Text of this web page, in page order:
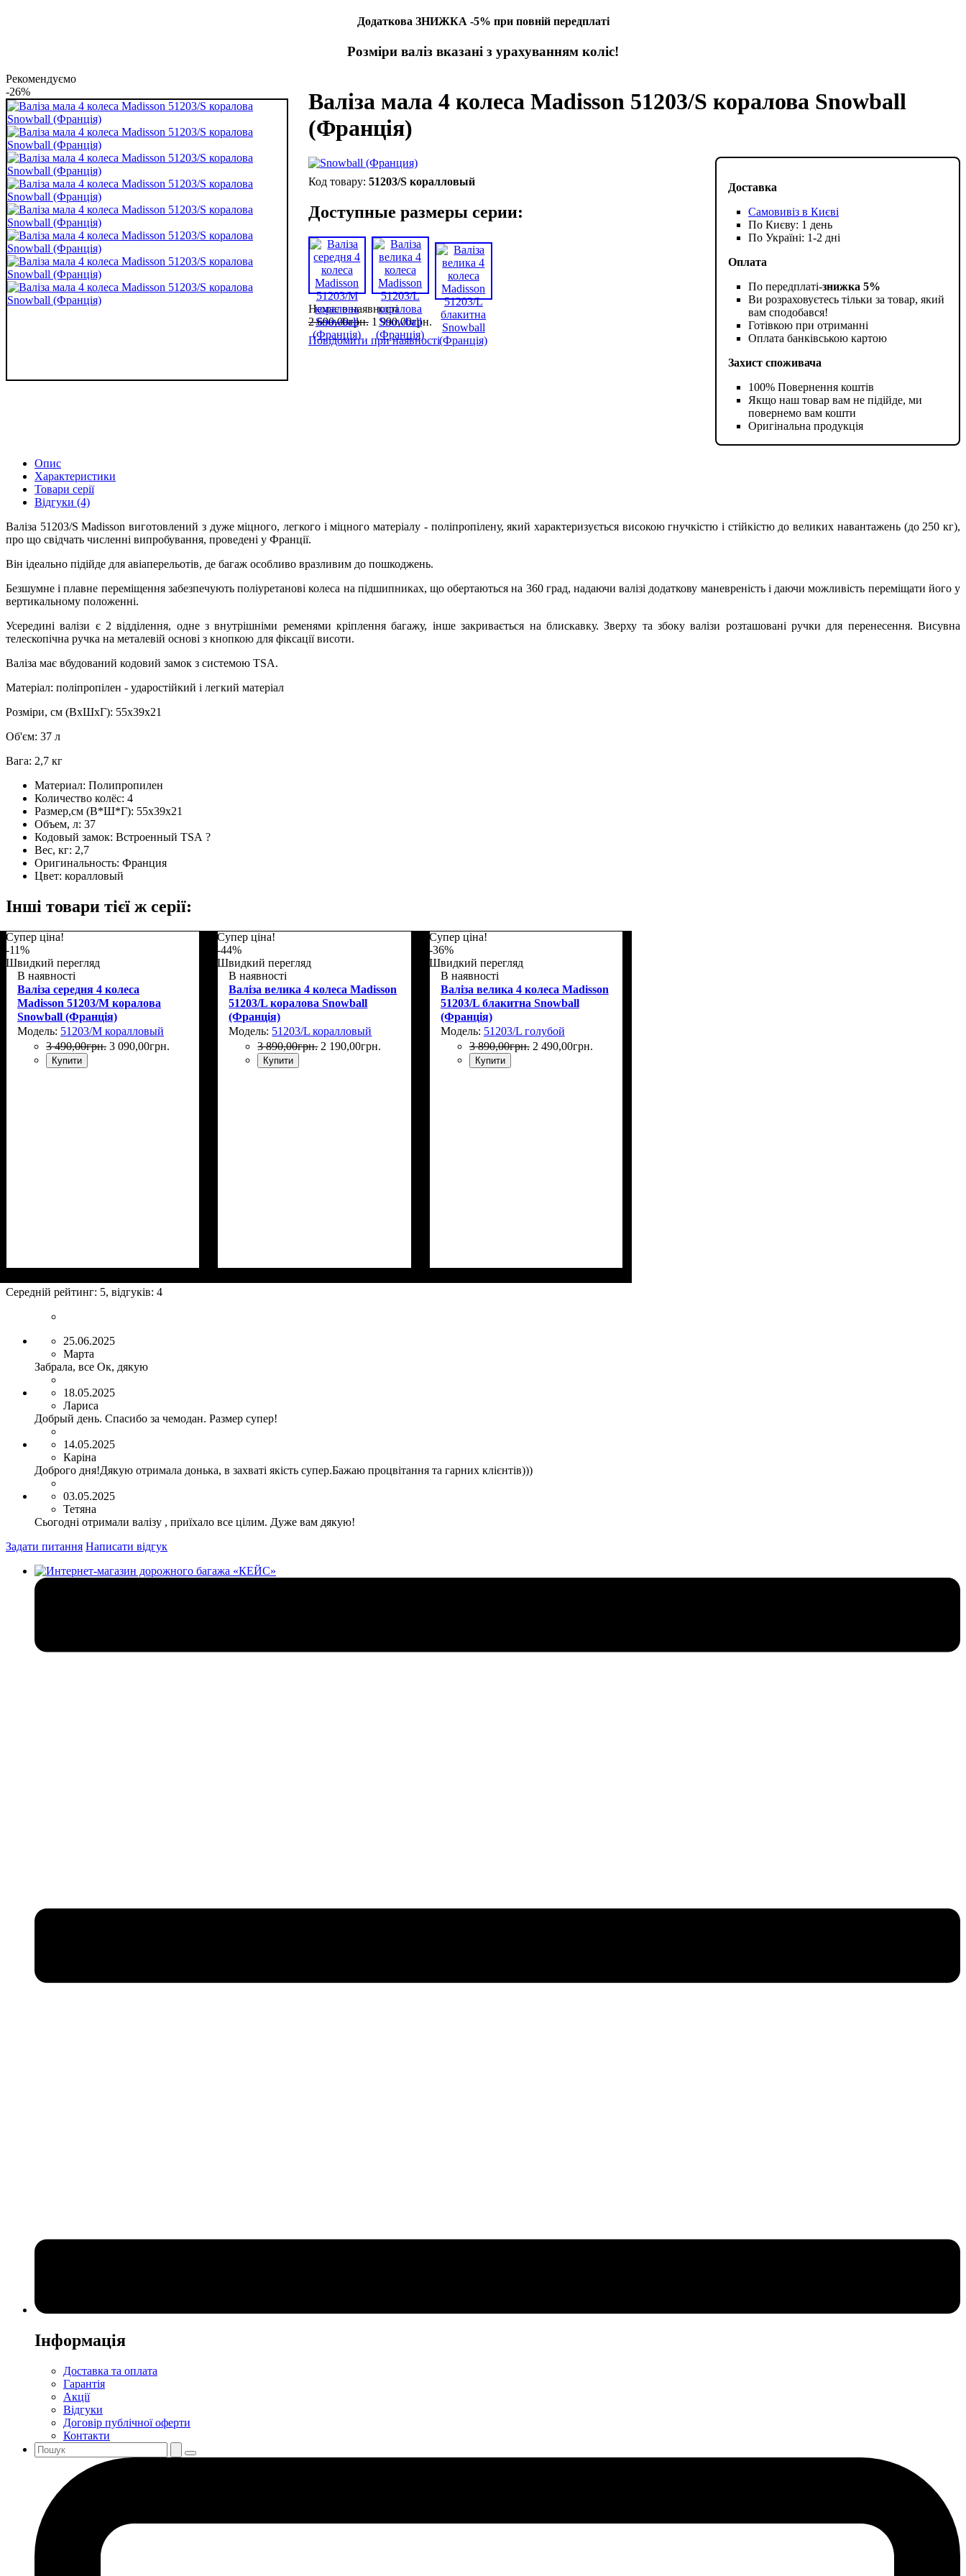
Додаткова ЗНИЖКА -5% при повній передплаті
Розміри валіз вказані з урахуванням коліс!
Рекомендуємо
-26%
Валіза мала 4 колеса Madisson 51203/S коралова Snowball
(Франція)
Доставка
Самовивіз в Києві
По Києву: 1 день
По Україні: 1-2 дні
Оплата
По передплаті-знижка 5%
Ви розраховуєтесь тільки за товар, який
вам сподобався!
Готівкою при отриманні
Оплата банківською картою
Захист споживача
100% Повернення коштів
Якщо наш товар вам не підійде, ми
повернемо вам кошти
Оригінальна продукція
51203/S коралловый
Доступные размеры серии:
Немає в наявності
2 690,00грн. 1 990,00грн.
Повідомити при наявності
Опис
Характеристики
Товари серії
Відгуки (4)
Валіза 51203/S Madisson виготовлений з дуже міцного, легкого і міцного матеріалу - поліпропілену, який характеризується високою гнучкістю і стійкістю до великих навантажень (до 250 кг),
про що свідчать численні випробування, проведені у Франції.
Він ідеально підійде для авіаперельотів, де багаж особливо вразливим до пошкоджень.
Безшумне і плавне переміщення забезпечують поліуретанові колеса на підшипниках, що обертаються на 360 град, надаючи валізі додаткову маневреність і даючи можливість переміщати його у
вертикальному положенні.
Усередині валізи є 2 відділення, одне з внутрішніми ременями кріплення багажу, інше закривається на блискавку. Зверху та збоку валізи розташовані ручки для перенесення. Висувна
телескопічна ручка на металевій основі з кнопкою для фіксації висоти.
Валіза має вбудований кодовий замок з системою TSA.
Матеріал: поліпропілен - ударостійкий і легкий матеріал
Розміри, см (ВхШхГ): 55х39х21
Об'єм: 37 л
Вага: 2,7 кг
Материал: Полипропилен
Количество колёс: 4
Размер,см (В*Ш*Г): 55х39x21
Объем, л: 37
Кодовый замок: Встроенный TSA ?
Вес, кг: 2,7
Оригинальность: Франция
Цвет: коралловый
Інші товари тієї ж серії:
Супер ціна!
-11%
Швидкий перегляд
В наявності
Валіза середня 4 колеса
Madisson 51203/M коралова
Snowball (Франція)
Модель: 51203/M коралловый
3 490,00грн. 3 090,00грн.
Купити
Супер ціна!
-44%
Швидкий перегляд
В наявності
Валіза велика 4 колеса Madisson
51203/L коралова Snowball
(Франція)
Модель: 51203/L коралловый
3 890,00грн. 2 190,00грн.
Купити
Супер ціна!
-36%
Швидкий перегляд
В наявності
Валіза велика 4 колеса Madisson
51203/L блакитна Snowball
(Франція)
Модель: 51203/L голубой
3 890,00грн. 2 490,00грн.
Купити
Середній рейтинг: 5, відгуків: 4
25.06.2025
Марта
Забрала, все Ок, дякую
18.05.2025
Лариса
Добрый день. Спасибо за чемодан. Размер супер!
14.05.2025
Каріна
Доброго дня!Дякую отримала донька, в захваті якість супер.Бажаю процвітання та гарних клієнтів)))
03.05.2025
Тетяна
Сьогодні отримали валізу , приїхало все цілим. Дуже вам дякую!
Задати питання Написати відгук
Інформація
Доставка та оплата
Гарантія
Акції
Відгуки
Договір публічної оферти
Контакти